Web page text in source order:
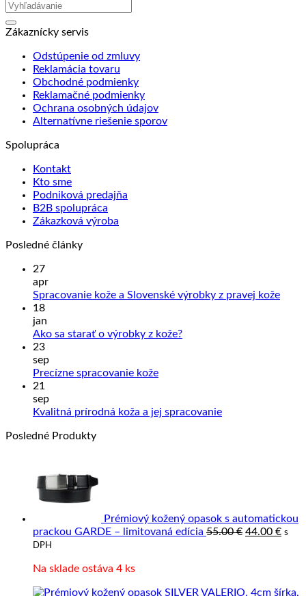
Zákaznícky servis
Odstúpenie od zmluvy
Reklamácia tovaru
Obchodné podmienky
Reklamačné podmienky
Ochrana osobných údajov
Alternatívne riešenie sporov
Spolupráca
Kontakt
Kto sme
Podniková predajňa
B2B spolupráca
Zákazková výroba
Posledné články
27
apr
Spracovanie kože a Slovenské výrobky z pravej kože
18
jan
Ako sa starať o výrobky z kože?Žiadne
o
23
sep
Precízne spracovanie kožeŽiadne
Precízne
21
sep
Kvalitná prírodná koža a jej spracovanieŽiadne
spracovanie
Posledné Produkty
Prémiový kožený opasok s automatickou
prackou GARDE – limitovaná edícia 55.00€ Pôvodná
44.00 € s
DPH
Na sklade ostáva 4 ks